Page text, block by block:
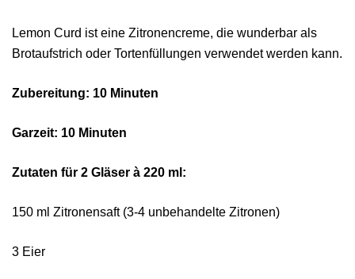
Lemon Curd ist eine Zitronencreme, die wunderbar als
Brotaufstrich oder Tortenfüllungen verwendet werden kann.
Zubereitung: 10 Minuten
Garzeit: 10 Minuten
Zutaten für 2 Gläser à 220 ml:
150 ml Zitronensaft (3-4 unbehandelte Zitronen)
3 Eier